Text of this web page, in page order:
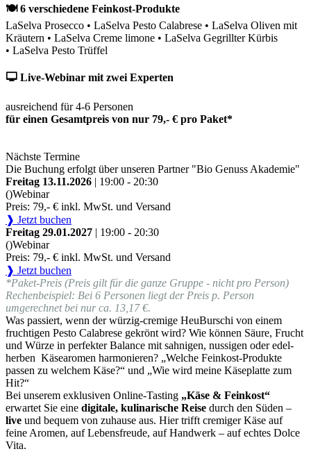
🍽 6 verschiedene Feinkost-Produkte
LaSelva Prosecco • LaSelva Pesto Calabrese • LaSelva Oliven mit
Kräutern • LaSelva Creme limone • LaSelva Gegrillter Kürbis
• LaSelva Pesto Trüffel
🖵 Live-Webinar mit zwei Experten
ausreichend für 4-6 Personen
für einen Gesamtpreis von nur 79,- € pro Paket*
Nächste Termine
Die Buchung erfolgt über unseren Partner "Bio Genuss Akademie"
Freitag 13.11.2026 | 19:00 - 20:30
()Webinar
Preis: 79,- € inkl. MwSt. und Versand
❱ Jetzt buchen
Freitag 29.01.2027 | 19:00 - 20:30
()Webinar
Preis: 79,- € inkl. MwSt. und Versand
❱ Jetzt buchen
*Paket-Preis (Preis gilt für die ganze Gruppe - nicht pro Person)
Rechenbeispiel: Bei 6 Personen liegt der Preis p. Person
umgerechnet bei nur ca. 13,17 €.
Was passiert, wenn der würzig-cremige HeuBurschi von einem
fruchtigen Pesto Calabrese gekrönt wird? Wie können Säure, Frucht
und Würze in perfekter Balance mit sahnigen, nussigen oder edel-
herben Käsearomen harmonieren? „Welche Feinkost-Produkte
passen zu welchem Käse?“ und „Wie wird meine Käseplatte zum
Hit?“
Bei unserem exklusiven Online-Tasting „Käse & Feinkost“
erwartet Sie eine digitale, kulinarische Reise durch den Süden –
live und bequem von zuhause aus. Hier trifft cremiger Käse auf
feine Aromen, auf Lebensfreude, auf Handwerk – auf echtes Dolce
Vita.